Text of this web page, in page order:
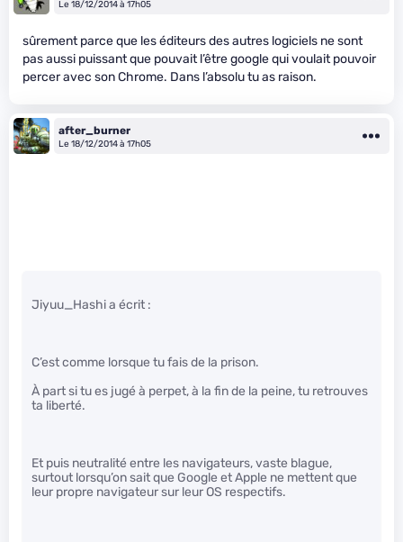
Le 18/12/2014 à 17h05
sûrement parce que les éditeurs des autres logiciels ne sont
pas aussi puissant que pouvait l’être google qui voulait pouvoir
percer avec son Chrome. Dans l’absolu tu as raison.
after_burner
Le 18/12/2014 à 17h05
Jiyuu_Hashi a écrit :
C’est comme lorsque tu fais de la prison.
À part si tu es jugé à perpet, à la fin de la peine, tu retrouves
ta liberté.
Et puis neutralité entre les navigateurs, vaste blague,
surtout lorsqu’on sait que Google et Apple ne mettent que
leur propre navigateur sur leur OS respectifs.